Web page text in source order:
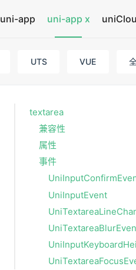
uni-app uni-app x
UTS VUE
textarea
兼容性
属性
事件
UniInputEvent